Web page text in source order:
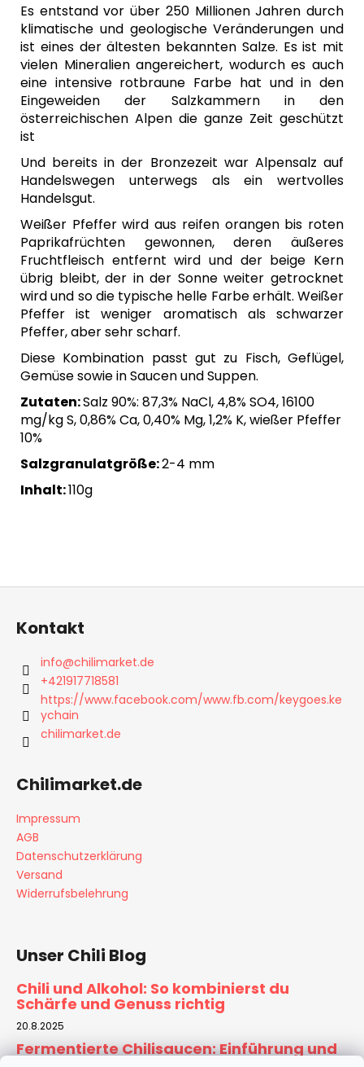
Es entstand vor über 250 Millionen Jahren durch
klimatische und geologische Veränderungen und
ist eines der ältesten bekannten Salze. Es ist mit
vielen Mineralien angereichert, wodurch es auch
eine intensive rotbraune Farbe hat und in den
Eingeweiden der Salzkammern in den
österreichischen Alpen die ganze Zeit geschützt
ist
Und bereits in der Bronzezeit war Alpensalz auf
Handelswegen unterwegs als ein wertvolles
Handelsgut.
Weißer Pfeffer wird aus reifen orangen bis roten
Paprikafrüchten gewonnen, deren äußeres
Fruchtfleisch entfernt wird und der beige Kern
übrig bleibt, der in der Sonne weiter getrocknet
wird und so die typische helle Farbe erhält. Weißer
Pfeffer ist weniger aromatisch als schwarzer
Pfeffer, aber sehr scharf.
Diese Kombination passt gut zu Fisch, Geflügel,
Gemüse sowie in Saucen und Suppen.
Zutaten:Salz 90%: 87,3% NaCl, 4,8% SO4, 16100
mg/kg S, 0,86% Ca, 0,40% Mg, 1,2% K, wießer Pfeffer
10%
Salzgranulatgröße:2-4 mm
Inhalt:110g
F
Kontakt
info@chilimarket.de
+421917718581
https://www.facebook.com/www.fb.com/keygoes.ke
ychain
chilimarket.de
Chilimarket.de
Impressum
AGB
Datenschutzerklärung
Versand
Widerrufsbelehrung
Unser Chili Blog
Chili und Alkohol: So kombinierst du
Schärfe und Genuss richtig
20.8.2025
Fermentierte Chilisaucen: Einführung und